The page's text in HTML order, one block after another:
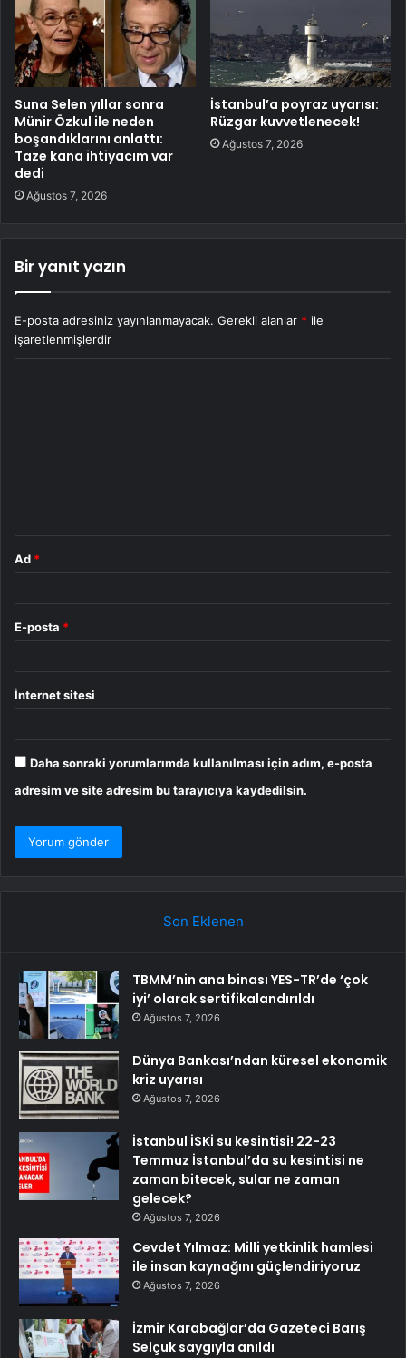
Suna Selen yıllar sonra
Münir Özkul ile neden
boşandıklarını anlattı:
Taze kana ihtiyacım var
dedi
Ağustos 7, 2026
İstanbul’a poyraz uyarısı:
Rüzgar kuvvetlenecek!
Ağustos 7, 2026
Bir yanıt yazın
E-posta adresiniz yayınlanmayacak. Gerekli alanlar * ile
işaretlenmişlerdir
Ad *
E-posta *
İnternet sitesi
Daha sonraki yorumlarımda kullanılması için adım, e-posta
adresim ve site adresim bu tarayıcıya kaydedilsin.
Son Eklenen
TBMM’nin ana binası YES-TR’de ‘çok
iyi’ olarak sertifikalandırıldı
Ağustos 7, 2026
Dünya Bankası’ndan küresel ekonomik
kriz uyarısı
Ağustos 7, 2026
İstanbul İSKİ su kesintisi! 22-23
Temmuz İstanbul’da su kesintisi ne
zaman bitecek, sular ne zaman
gelecek?
Ağustos 7, 2026
Cevdet Yılmaz: Milli yetkinlik hamlesi
ile insan kaynağını güçlendiriyoruz
Ağustos 7, 2026
İzmir Karabağlar’da Gazeteci Barış
Selçuk saygıyla anıldı